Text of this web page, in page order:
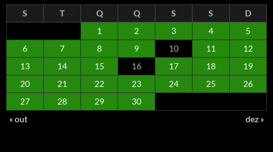
S T Q Q S S
D
1
2 3 4
5
6
7 8 9 10 11
12
13
14 15 16 17 18
19
20
21 22 23 24 25
26
27
28 29
30
« out
dez »